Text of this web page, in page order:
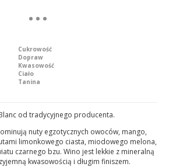
Cukrowość
Dopraw
Kwasowość
Ciało
Tanina
od tradycyjnego producenta.
nuty egzotycznych owoców, mango,
limonkowego ciasta, miodowego melona,
czarnego bzu. Wino jest lekkie z mineralną
kwasowością i długim finiszem.